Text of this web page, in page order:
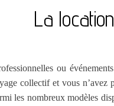
La
ou
collectif et vous n’avez
les nombreux modèles